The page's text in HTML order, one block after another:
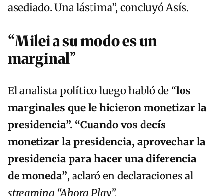
asediado. Una lástima”, concluyó Asís.
“Milei a su modo es un
marginal”
El analista político luego habló de “los
marginales que le hicieron monetizar la
presidencia”. “Cuando vos decís
monetizar la presidencia, aprovechar la
presidencia para hacer una diferencia
de moneda”, aclaró en declaraciones al
streaming “Ahora Play”.